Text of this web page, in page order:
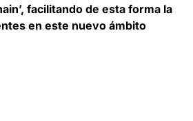
facilitando de esta forma la
en este nuevo ámbito